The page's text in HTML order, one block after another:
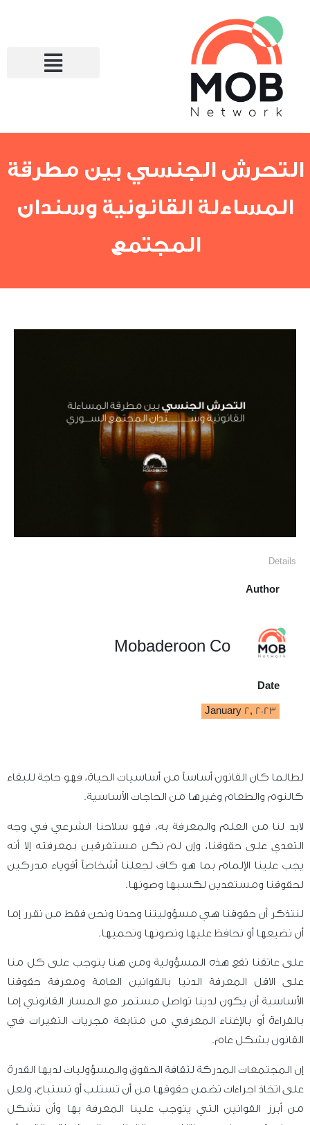
التحرش الجنسي بين مطرقة
المساءلة القانونية وسندان
المجتمع
Details
Author
Mobaderoon Co
Date
January 2, 2023
لطالما كان القانون أساساً من أساسيات الحياة، فهو حاجة للبقاء
كالنوم والطعام وغيرها من الحاجات الأساسية.
لابد لنا من العلم والمعرفة به، فهو سلاحنا الشرعي في وجه
التعدي على حقوقنا، وإن لم نكن مستغرقين بمعرفته إلا أنه
يجب علينا الإلمام بما هو كاف لجعلنا أشخاصاً أقوياء مدركين
لحقوقنا ومستعدين لكسبها وصونها.
لنتذكر أن حقوقنا هي مسؤوليتنا وحدنا ونحن فقط من نقرر إما
أن نضيعها أو نحافظ عليها ونصونها ونحميها.
على عاتقنا تقع هذه المسؤولية ومن هنا يتوجب على كل منا
على الاقل المعرفة الدنيا بالقوانين العامة ومعرفة حقوقنا
الأساسية أن يكون لدينا تواصل مستمر مع المسار القانوني إما
بالقراءة أو بالإغناء المعرفي من متابعة مجريات التغيرات في
القانون بشكل عام.
إن المجتمعات المدركة لثقافة الحقوق والمسؤوليات لديها القدرة
على اتخاذ اجراءات تضمن حقوقها من أن تستلب أو تستباح، ولعل
من أبرز القوانين التي يتوجب علينا المعرفة بها وأن تشكل